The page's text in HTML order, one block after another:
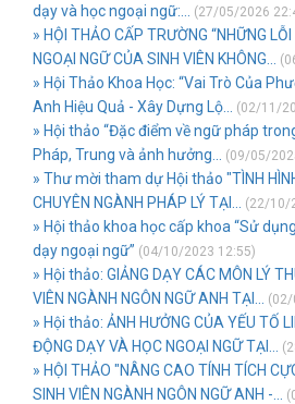
dạy và học ngoại ngữ:...
(27/05/2026
» HỘI THẢO CẤP TRƯỜNG “NHỮNG
NGOẠI NGỮ CỦA SINH VIÊN KHÔNG...
» Hội Thảo Khoa Học: “Vai Trò Của
Anh Hiệu Quả - Xây Dựng Lộ...
(02/11/
» Hội thảo “Đặc điểm về ngữ pháp
Pháp, Trung và ảnh hưởng...
(09/05/
» Thư mời tham dự Hội thảo "TÌNH
CHUYÊN NGÀNH PHÁP LÝ TẠI...
(22/10/
» Hội thảo khoa học cấp khoa “Sử
dạy ngoại ngữ” (04/10/2023 12:55)
» Hội thảo: GIẢNG DẠY CÁC MÔN LÝ
VIÊN NGÀNH NGÔN NGỮ ANH TẠI...
(02/
» Hội thảo: ẢNH HƯỞNG CỦA YẾU TỐ
ĐỘNG DẠY VÀ HỌC NGOẠI NGỮ TẠI...
» HỘI THẢO "NÂNG CAO TÍNH TÍCH
SINH VIÊN NGÀNH NGÔN NGỮ ANH -...